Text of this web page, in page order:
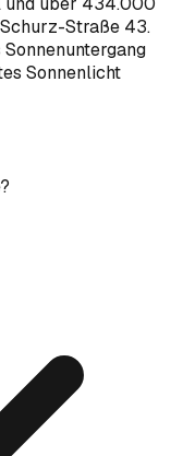
Straße 43.
Sonnenlicht